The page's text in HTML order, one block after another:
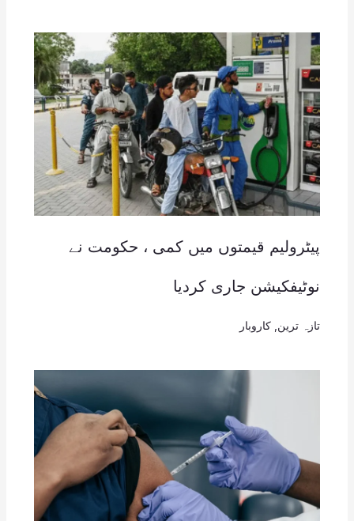
پیٹرولیم قیمتوں میں کمی ، حکومت نے
نوٹیفکیشن جاری کردیا
تازہ ترین کاروبار